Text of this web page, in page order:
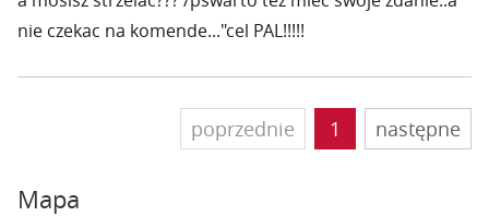
nie czekac na komende..."cel PAL!!!!!
poprzednie 1 następne
Mapa